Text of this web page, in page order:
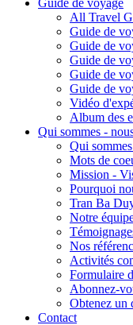
Guide de voyage
All Travel
Guide de
Guide de
Guide de
Guide de
Guide de
Vidéo
Album des
Qui sommes -
Qui
Mots de
Mission -
Pourquoi
Tran Ba
Notre
Nos
Activités
Formulaire
Abonnez-
Obtenez un
Contact